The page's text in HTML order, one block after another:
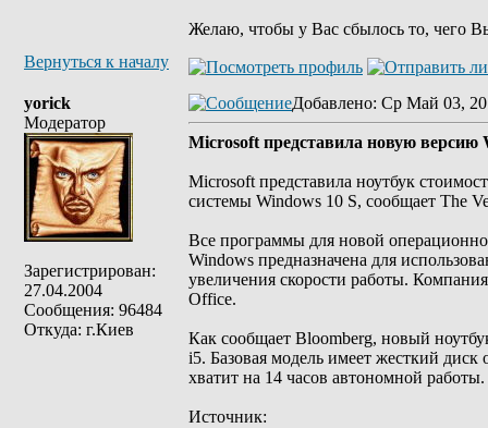
Желаю, чтобы у Вас сбылось то, чего
Вернуться к началу
yorick
Модератор
Зарегистрирован:
27.04.2004
Сообщения: 96484
Откуда: г.Киев
Добавлено: Ср Май 03,
Microsoft представила новую версию
Microsoft представила ноутбук
системы Windows 10 S, сообщает The
Все программы для новой
Windows предназначена для
увеличения скорости работы.
Office.
Как сообщает Bloomberg, новый
i5. Базовая модель имеет жесткий
хватит на 14 часов автономной работы.
Источник: